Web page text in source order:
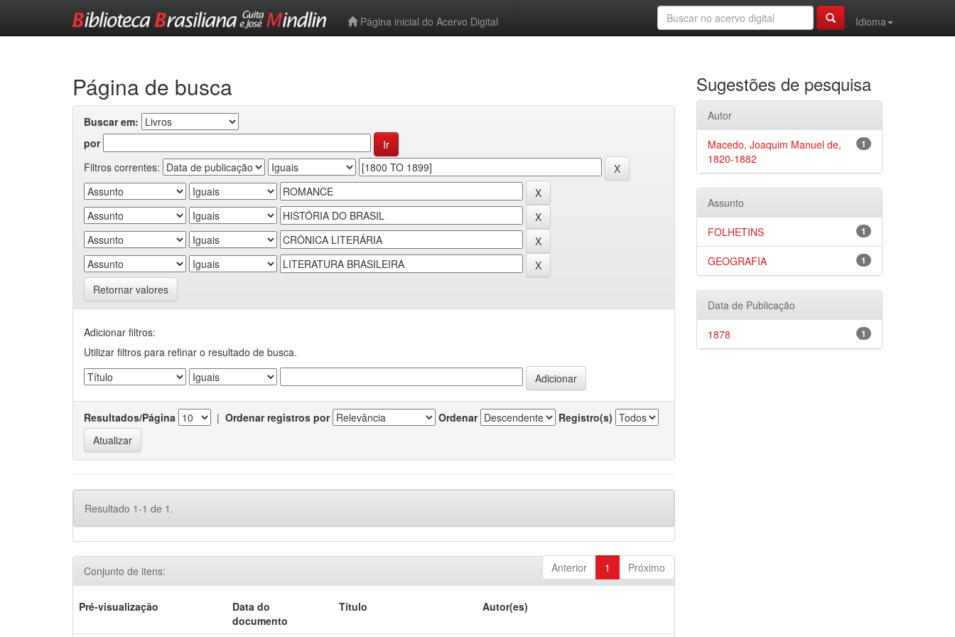
Página inicial do Acervo Digital
Idioma
Página de busca
Buscar em:
por
Filtros correntes:
Retornar valores
Adicionar filtros:
Utilizar filtros para refinar o resultado de busca.
Resultados/Página | Ordenar registros por Ordenar Registro(s)
Resultado 1-1 de 1.
Anterior 1 Próximo
Conjunto de itens:
Pré-visualização
Data do
documento
Título Autor(es)
Sugestões de pesquisa
Autor
1
Macedo, Joaquim Manuel de,
1820-1882
Assunto
1
FOLHETINS
1
GEOGRAFIA
Data de Publicação
1
1878